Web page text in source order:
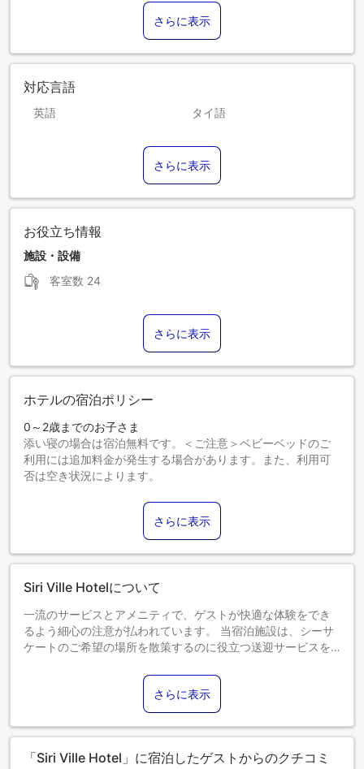
さらに表示
対応言語
英語 タイ語
さらに表示
お役立ち情報
施設・設備
客室数 24
さらに表示
ホテルの宿泊ポリシー
0～2歳までのお子さま
添い寝の場合は宿泊無料です。＜ご注意＞ベビーベッドのご
利用には追加料金が発生する場合があります。また、利用可
否は空き状況によります。
添い寝の場合は宿泊無料です。
13歳以上のゲストは大人とみなされます。
エキストラベッドの追加可否は、お部屋タイプにより異なり
ます。各部屋タイプ欄の記載をご確認ください。
さらに表示
Siri Ville Hotelについて
一流のサービスとアメニティで、ゲストが快適な体験をでき
るよう細心の注意が払われています。 当宿泊施設は、シーサ
ケートのご希望の場所を散策するのに役立つ送迎サービスを
場をご用意しています。 当宿泊施設では、コンシェルジュサ
ービスを含むフロントデスクサービスを提供しており、ゲス
トの満足度を高めています。肌寒い日は日中でも夜でも、館
内の暖炉で暖をとることができます。最高のくつろぎをお約
品をすべて備え、楽しい滞在を演出します。Siri Ville Hotelの
さらに表示
「Siri Ville Hotel」に宿泊したゲストからのクチコミ